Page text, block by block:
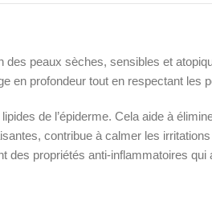
peaux sèches, sensibles et
en profondeur tout en respectant les
de l’épiderme. Cela aide à
contribue à calmer les
des propriétés anti-inflammatoires qui